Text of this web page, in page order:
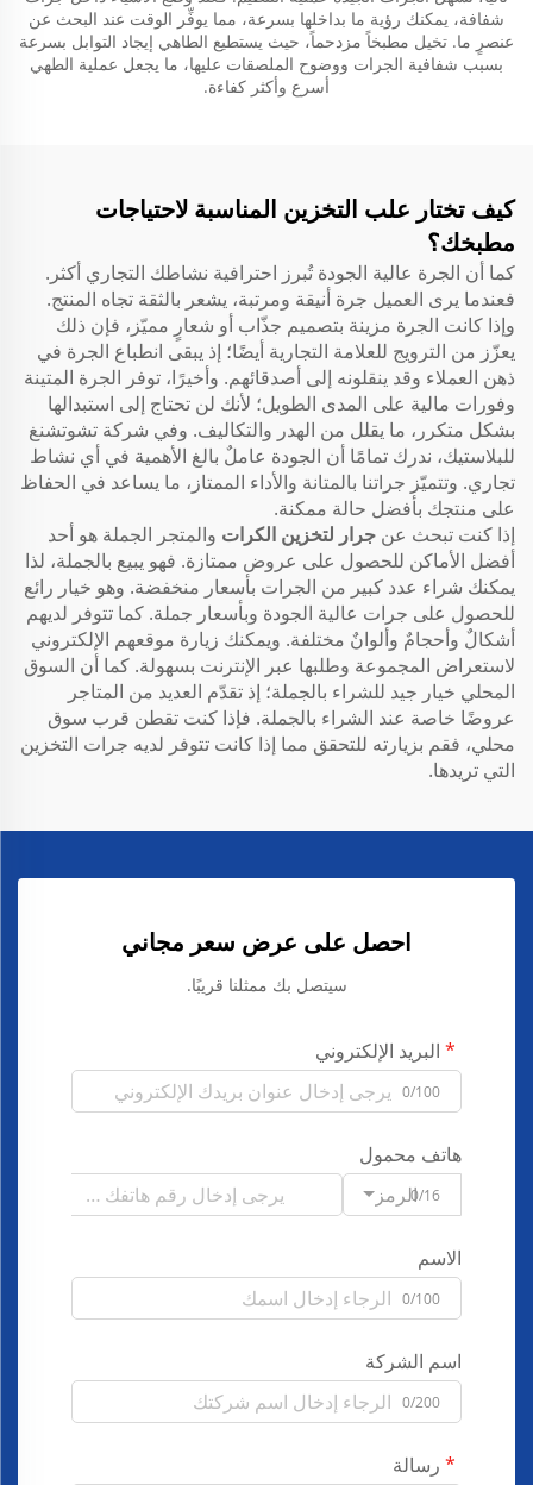
شفافة، يمكنك رؤية ما بداخلها بسرعة، مما يوفِّر الوقت عند البحث عن
عنصرٍ ما. تخيل مطبخاً مزدحماً، حيث يستطيع الطاهي إيجاد التوابل بسرعة
بسبب شفافية الجرات ووضوح الملصقات عليها، ما يجعل عملية الطهي
أسرع وأكثر كفاءة.
كيف تختار علب التخزين المناسبة لاحتياجات
مطبخك؟
كما أن الجرة عالية الجودة تُبرز احترافية نشاطك التجاري أكثر.
فعندما يرى العميل جرة أنيقة ومرتبة، يشعر بالثقة تجاه المنتج.
وإذا كانت الجرة مزينة بتصميم جذّاب أو شعارٍ مميّز، فإن ذلك
يعزّز من الترويج للعلامة التجارية أيضًا؛ إذ يبقى انطباع الجرة في
ذهن العملاء وقد ينقلونه إلى أصدقائهم. وأخيرًا، توفر الجرة المتينة
وفورات مالية على المدى الطويل؛ لأنك لن تحتاج إلى استبدالها
بشكل متكرر، ما يقلل من الهدر والتكاليف. وفي شركة تشوتشنغ
للبلاستيك، ندرك تمامًا أن الجودة عاملٌ بالغ الأهمية في أي نشاط
تجاري. وتتميّز جراتنا بالمتانة والأداء الممتاز، ما يساعد في الحفاظ
على منتجك بأفضل حالة ممكنة.
إذا كنت تبحث عن جرار لتخزين الكرات والمتجر الجملة هو أحد
أفضل الأماكن للحصول على عروض ممتازة. فهو يبيع بالجملة، لذا
يمكنك شراء عدد كبير من الجرات بأسعار منخفضة. وهو خيار رائع
للحصول على جرات عالية الجودة وبأسعار جملة. كما تتوفر لديهم
أشكالٌ وأحجامٌ وألوانٌ مختلفة. ويمكنك زيارة موقعهم الإلكتروني
لاستعراض المجموعة وطلبها عبر الإنترنت بسهولة. كما أن السوق
المحلي خيار جيد للشراء بالجملة؛ إذ تقدّم العديد من المتاجر
عروضًا خاصة عند الشراء بالجملة. فإذا كنت تقطن قرب سوق
محلي، فقم بزيارته للتحقق مما إذا كانت تتوفر لديه جرات التخزين
التي تريدها.
احصل على عرض سعر مجاني
سيتصل بك ممثلنا قريبًا.
البريد الإلكتروني
0/100
هاتف محمول
الرمز0/16
الاسم
0/100
اسم الشركة
0/200
رسالة